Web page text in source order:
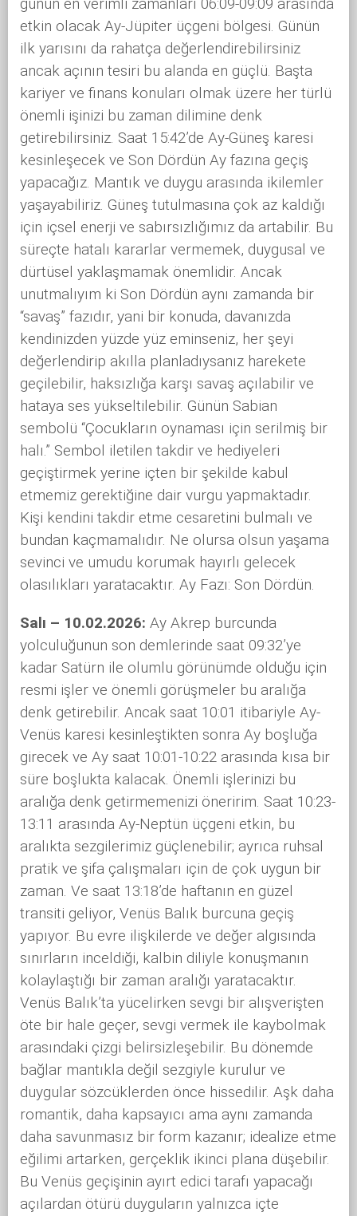
günün en verimli zamanları 06:09-09:09 arasında
etkin olacak Ay-Jüpiter üçgeni bölgesi. Günün
ilk yarısını da rahatça değerlendirebilirsiniz
ancak açının tesiri bu alanda en güçlü. Başta
kariyer ve finans konuları olmak üzere her türlü
önemli işinizi bu zaman dilimine denk
getirebilirsiniz. Saat 15:42’de Ay-Güneş karesi
kesinleşecek ve Son Dördün Ay fazına geçiş
yapacağız. Mantık ve duygu arasında ikilemler
yaşayabiliriz. Güneş tutulmasına çok az kaldığı
için içsel enerji ve sabırsızlığımız da artabilir. Bu
süreçte hatalı kararlar vermemek, duygusal ve
dürtüsel yaklaşmamak önemlidir. Ancak
unutmalıyım ki Son Dördün aynı zamanda bir
“savaş” fazıdır, yani bir konuda, davanızda
kendinizden yüzde yüz eminseniz, her şeyi
değerlendirip akılla planladıysanız harekete
geçilebilir, haksızlığa karşı savaş açılabilir ve
hataya ses yükseltilebilir. Günün Sabian
sembolü “Çocukların oynaması için serilmiş bir
halı.” Sembol iletilen takdir ve hediyeleri
geçiştirmek yerine içten bir şekilde kabul
etmemiz gerektiğine dair vurgu yapmaktadır.
Kişi kendini takdir etme cesaretini bulmalı ve
bundan kaçmamalıdır. Ne olursa olsun yaşama
sevinci ve umudu korumak hayırlı gelecek
olasılıkları yaratacaktır. Ay Fazı: Son Dördün.
Salı – 10.02.2026: Ay Akrep burcunda
yolculuğunun son demlerinde saat 09:32’ye
kadar Satürn ile olumlu görünümde olduğu için
resmi işler ve önemli görüşmeler bu aralığa
denk getirebilir. Ancak saat 10:01 itibariyle Ay-
Venüs karesi kesinleştikten sonra Ay boşluğa
girecek ve Ay saat 10:01-10:22 arasında kısa bir
süre boşlukta kalacak. Önemli işlerinizi bu
aralığa denk getirmemenizi öneririm. Saat 10:23-
13:11 arasında Ay-Neptün üçgeni etkin, bu
aralıkta sezgilerimiz güçlenebilir; ayrıca ruhsal
pratik ve şifa çalışmaları için de çok uygun bir
zaman. Ve saat 13:18’de haftanın en güzel
transiti geliyor, Venüs Balık burcuna geçiş
yapıyor. Bu evre ilişkilerde ve değer algısında
sınırların inceldiği, kalbin diliyle konuşmanın
kolaylaştığı bir zaman aralığı yaratacaktır.
Venüs Balık’ta yücelirken sevgi bir alışverişten
öte bir hale geçer, sevgi vermek ile kaybolmak
arasındaki çizgi belirsizleşebilir. Bu dönemde
bağlar mantıkla değil sezgiyle kurulur ve
duygular sözcüklerden önce hissedilir. Aşk daha
romantik, daha kapsayıcı ama aynı zamanda
daha savunmasız bir form kazanır; idealize etme
eğilimi artarken, gerçeklik ikinci plana düşebilir.
Bu Venüs geçişinin ayırt edici tarafı yapacağı
açılardan ötürü duyguların yalnızca içte